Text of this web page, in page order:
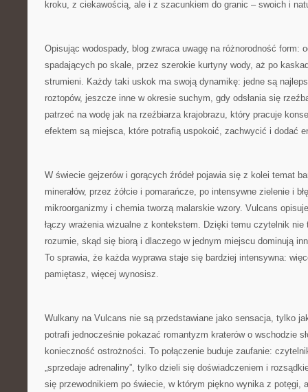
kroku, z ciekawością, ale i z szacunkiem do granic – swoich i
Opisując wodospady, blog zwraca uwagę na różnorodność form:
spadających po skale, przez szerokie kurtyny wody, aż po
strumieni. Każdy taki uskok ma swoją dynamikę: jedne są
roztopów, jeszcze inne w okresie suchym, gdy odsłania się
patrzeć na wodę jak na rzeźbiarza krajobrazu, który pracuje
efektem są miejsca, które potrafią uspokoić, zachwycić i dodać
W świecie gejzerów i gorących źródeł pojawia się z kolei temat
minerałów, przez żółcie i pomarańcze, po intensywne zielenie i
mikroorganizmy i chemia tworzą malarskie wzory. Vulcans
łączy wrażenia wizualne z kontekstem. Dzięki temu czytelnik nie
rozumie, skąd się biorą i dlaczego w jednym miejscu dominują
To sprawia, że każda wyprawa staje się bardziej intensywna:
pamiętasz, więcej wynosisz.
Wulkany na Vulcans nie są przedstawiane jako sensacja, tylko
potrafi jednocześnie pokazać romantyzm kraterów o wschodzie
konieczność ostrożności. To połączenie buduje zaufanie:
„sprzedaje adrenaliny”, tylko dzieli się doświadczeniem i
się przewodnikiem po świecie, w którym piękno wynika z potęgi,